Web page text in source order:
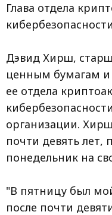
Глава отдела
Дэвид Хирш,
ценным бумагам и
ее отдела
организации.
почти девять лет,
понедельник на
"В пятницу был
после почти